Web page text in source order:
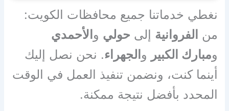
نغطي خدماتنا جميع محافظات الكويت:
من الفروانية إلى حولي و الأحمدي
ومبارك الكبير و الجهراء. نحن نصل إليك
أينما كنت، ونضمن تنفيذ العمل في الوقت
المحدد بأفضل نتيجة ممكنة.